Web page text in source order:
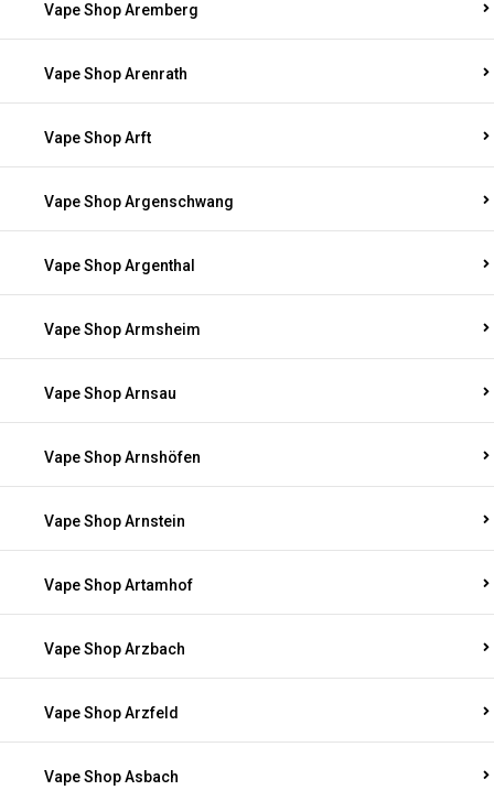
Vape Shop Aremberg
Vape Shop Arenrath
Vape Shop Arft
Vape Shop Argenschwang
Vape Shop Argenthal
Vape Shop Armsheim
Vape Shop Arnsau
Vape Shop Arnshöfen
Vape Shop Arnstein
Vape Shop Artamhof
Vape Shop Arzbach
Vape Shop Arzfeld
Vape Shop Asbach